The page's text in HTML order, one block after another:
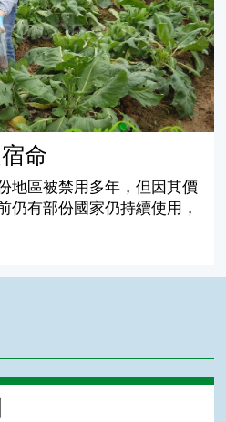
命
地區被禁用多年，但因其價
仍有部份國家仍持續使用，